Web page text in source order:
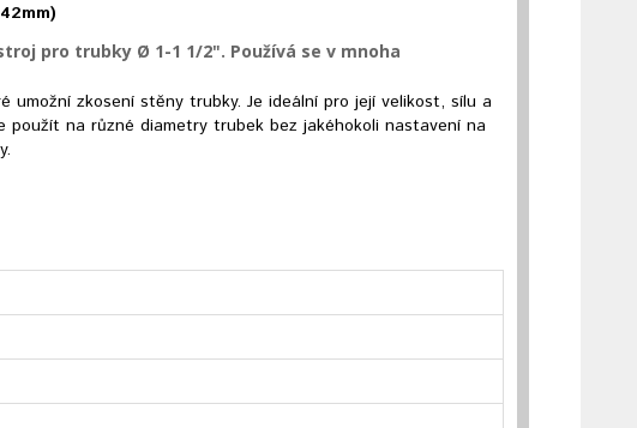
pro trubky Ø 1-1 1/2". Používá se v mnoha
zkosení stěny trubky. Je ideální pro její velikost, sílu a
použít na různé diametry trubek bez jakéhokoli nastavení na